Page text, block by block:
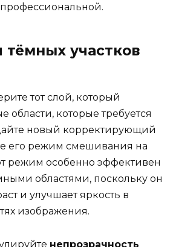
тёмных участков
тот слой, который
области, которые требуется
новый корректирующий
его режим смешивания на
режим особенно эффективен
областями, поскольку он
и улучшает яркость в
изображения.
непрозрачность